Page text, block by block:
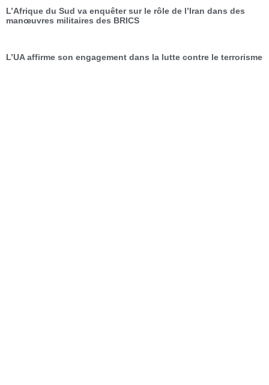
L’Afrique du Sud va enquêter sur le rôle de l’Iran dans des
manœuvres militaires des BRICS
L’UA affirme son engagement dans la lutte contre le terrorisme